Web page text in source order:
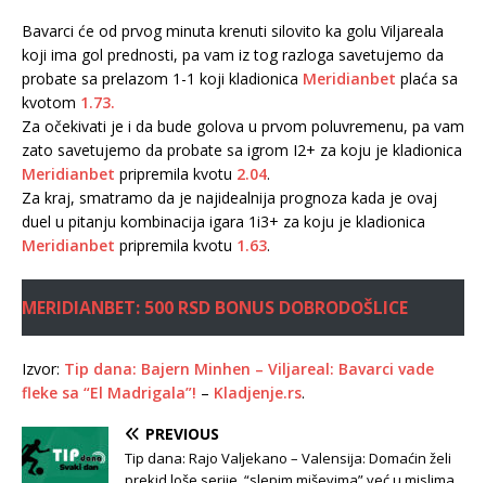
Bavarci će od prvog minuta krenuti silovito ka golu Viljareala
koji ima gol prednosti, pa vam iz tog razloga savetujemo da
probate sa prelazom 1-1 koji kladionica Meridianbet plaća sa
kvotom 1.73.
Za očekivati je i da bude golova u prvom poluvremenu, pa vam
zato savetujemo da probate sa igrom I2+ za koju je kladionica
Meridianbet pripremila kvotu 2.04.
Za kraj, smatramo da je najidealnija prognoza kada je ovaj
duel u pitanju kombinacija igara 1i3+ za koju je kladionica
Meridianbet pripremila kvotu 1.63.
MERIDIANBET: 500 RSD BONUS DOBRODOŠLICE
Izvor: Tip dana: Bajern Minhen – Viljareal: Bavarci vade
fleke sa “El Madrigala”! – Kladjenje.rs.
PREVIOUS
Tip dana: Rajo Valjekano – Valensija: Domaćin želi